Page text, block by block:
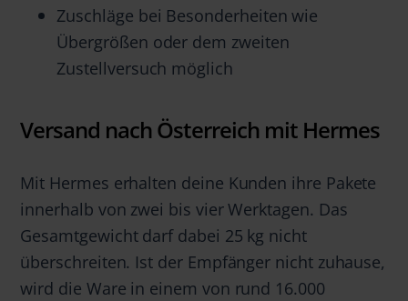
Zuschläge bei Besonderheiten wie
Übergrößen oder dem zweiten
Zustellversuch möglich
Versand nach Österreich mit Hermes
Mit Hermes erhalten deine Kunden ihre Pakete
innerhalb von zwei bis vier Werktagen. Das
Gesamtgewicht darf dabei 25 kg nicht
überschreiten. Ist der Empfänger nicht zuhause,
wird die Ware in einem von rund 16.000